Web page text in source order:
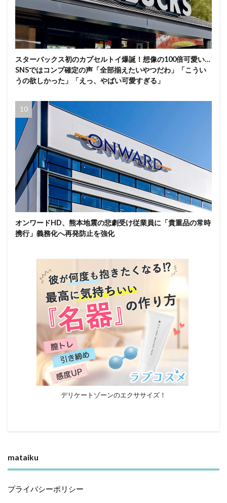
スターバックス初のカプセルトイ爆誕！想像の100倍可愛い…
SNSではコンプ確定の声「全部揃えたいやつだわ」「こうい
うの欲しかった」「えっ、やばい可愛すぎる」
オンワードHD、熊本地震の悲劇受け従業員に「貴重品の常時
携行」義務化へ再発防止を強化
デリケートゾーンのエクササイズ！
mataiku
プライバシーポリシー